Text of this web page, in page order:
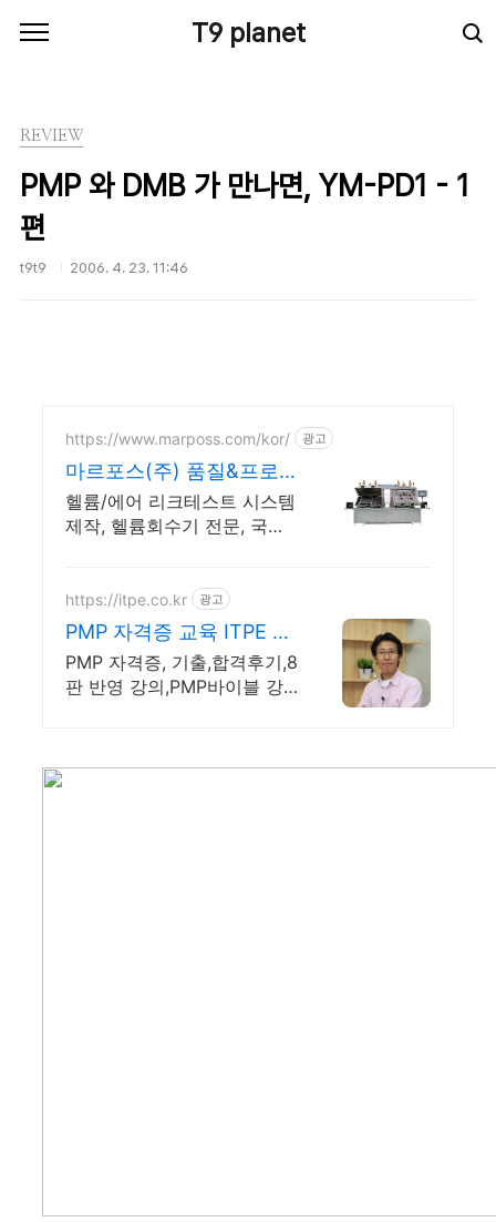
T9 planet
REVIEW
PMP 와 DMB 가 만나면, YM-PD1 - 1
편
t9t9 2006. 4. 23. 11:46
https://www.marposs.com/kor/ 광고
마르포스(주) 품질&프로
세스 제어 솔루션
헬륨/에어 리크테스트 시스템
제작, 헬륨회수기 전문, 국내
https://itpe.co.kr 광고
PMP 자격증 교육 ITPE 매
월 강남5일 저자 직강강의
PMP 자격증, 기출,합격후기,8
판 반영 강의,PMP바이블 강